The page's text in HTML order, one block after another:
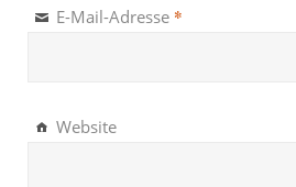
E-Mail-Adresse *
Website